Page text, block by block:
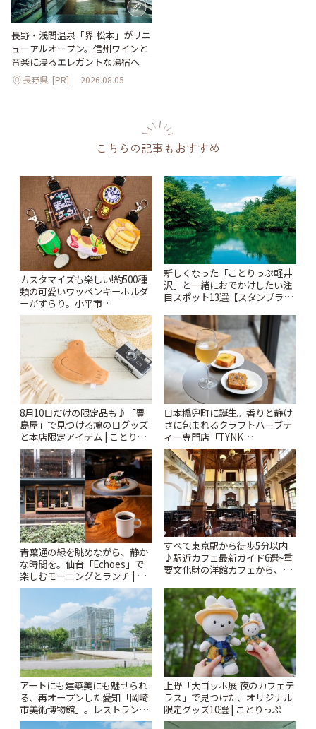
長野・浅間温泉「界 松本」がリニ
ューアルオープン。信州ワインと
音楽に浸るエレガントな湯宿へ
長野県 [PR] 2026.08.05
こちらの記事もおすすめ
カスタマイズも楽しい!約500種
類の可愛いワッペンキーホルダ
ーがずらり。小平市
「Kimamaya T&K」 | ことりっ
新しくなった「ことりっぷ軽井
沢」と一緒におでかけしたい注
目スポット13選【スタンプラリ
8月10日だけの限定品も♪「豊
島屋」で見つける鳩の日グッズ
と本店限定アイテム | ことりっ
ぷ
日本橋兜町に誕生。香りと静け
さに包まれるクラフトハーブテ
ィー専門店「TYNK
Kabutocho」 | ことりっぷ
青葉通の緑を眺めながら、静か
な時間を。仙台「Echoes」で
楽しむモーニングとランチ | こ
とりっぷ
すべて東京駅から徒歩5分以内
♪駅近カフェ最新ガイド6選~重
要文化財の洋館カフェから、改
りっぷ
アートにも建築美にも魅せられ
る、再オープンした愛知「岡崎
市美術博物館」。レストランや
ショップも充実 | ことりっぷ
上野「大ゴッホ展 夜のカフェテ
ラス」で見つけた、オリジナル
限定グッズ10選 | ことりっぷ